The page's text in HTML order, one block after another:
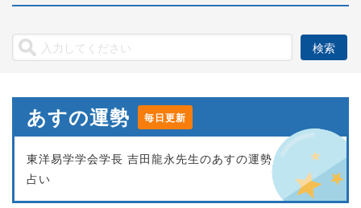
あすの運勢 毎日更新
東洋易学学会学長 吉田龍永先生のあすの運勢
占い